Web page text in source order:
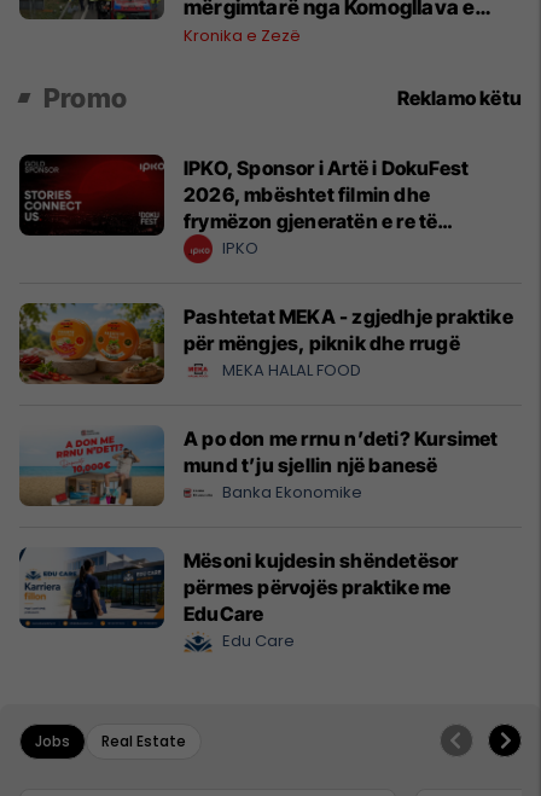
mërgimtarë nga Komogllava e
Ferizajt
Kronika e Zezë
Promo Reklamo këtu
IPKO, Sponsor i Artë i DokuFest
2026, mbështet filmin dhe
frymëzon gjeneratën e re të
krijuesve
IPKO
Pashtetat MEKA - zgjedhje praktike
për mëngjes, piknik dhe rrugë
MEKA HALAL FOOD
A po don me rrnu n’deti? Kursimet
mund t’ju sjellin një banesë
Banka Ekonomike
Mësoni kujdesin shëndetësor
përmes përvojës praktike me
EduCare
Edu Care
Jobs Real Estate